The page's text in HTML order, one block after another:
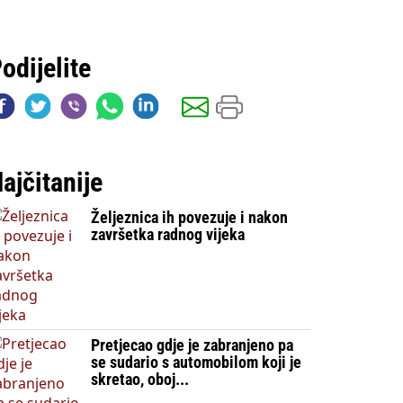
Željeznica ih povezuje i nakon
završetka radnog vijeka
Pretjecao gdje je zabranjeno pa
se sudario s automobilom koji je
skretao, oboj...